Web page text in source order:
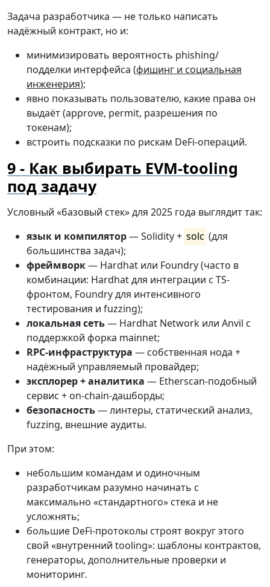
Задача разработчика — не только написать
надёжный контракт, но и:
минимизировать вероятность phishing/
подделки интерфейса (фишинг и социальная
инженерия);
явно показывать пользователю, какие права он
выдаёт (approve, permit, разрешения по
токенам);
встроить подсказки по рискам DeFi-операций.
Как выбирать EVM-tooling
под задачу
Условный «базовый стек» для 2025 года выглядит так:
язык и компилятор— Solidity + solc (для
большинства задач);
фреймворк— Hardhat или Foundry (часто в
комбинации: Hardhat для интеграции с TS-
фронтом, Foundry для интенсивного
тестирования и fuzzing);
локальная сеть— Hardhat Network или Anvil с
поддержкой форка mainnet;
RPC-инфраструктура — собственная нода +
надёжный управляемый провайдер;
эксплорер + аналитика — Etherscan-подобный
сервис + on-chain-дашборды;
безопасность— линтеры, статический анализ,
fuzzing, внешние аудиты.
При этом:
небольшим командам и одиночным
разработчикам разумно начинать с
максимально «стандартного» стека и не
усложнять;
большие DeFi-протоколы строят вокруг этого
свой «внутренний tooling»: шаблоны контрактов,
генераторы, дополнительные проверки и
мониторинг.